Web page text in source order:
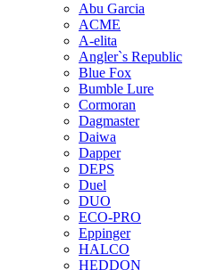
Abu Garcia
ACME
A-elita
Angler`s Republic
Blue Fox
Bumble Lure
Cormoran
Dagmaster
Daiwa
Dapper
DEPS
Duel
DUO
ECO-PRO
Eppinger
HALCO
HEDDON